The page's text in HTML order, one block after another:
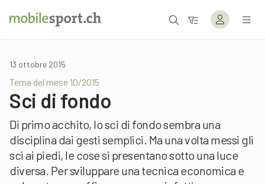
13 ottobre 2015
Tema del mese 10/2015
Sci di fondo
Di primo acchito, lo sci di fondo sembra una
disciplina dai gesti semplici. Ma una volta messi gli
sci ai piedi, le cose si presentano sotto una luce
diversa. Per sviluppare una tecnica economica e